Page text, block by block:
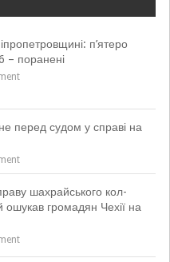
п’ятеро
– поранені
перед судом у справі на
шахрайського кол-
ошукав громадян Чехії на